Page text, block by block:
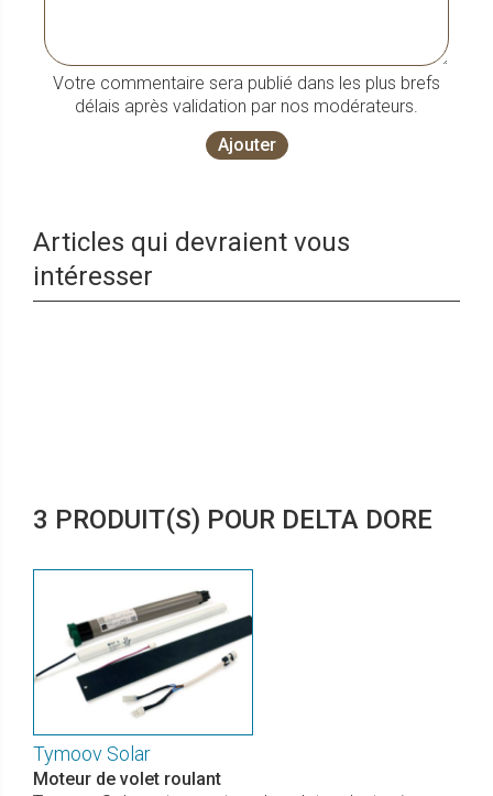
Votre commentaire sera publié dans les plus brefs
délais après validation par nos modérateurs.
Ajouter
Articles qui devraient vous
intéresser
3 PRODUIT(S) POUR DELTA DORE
Tymoov Solar
Moteur de volet roulant